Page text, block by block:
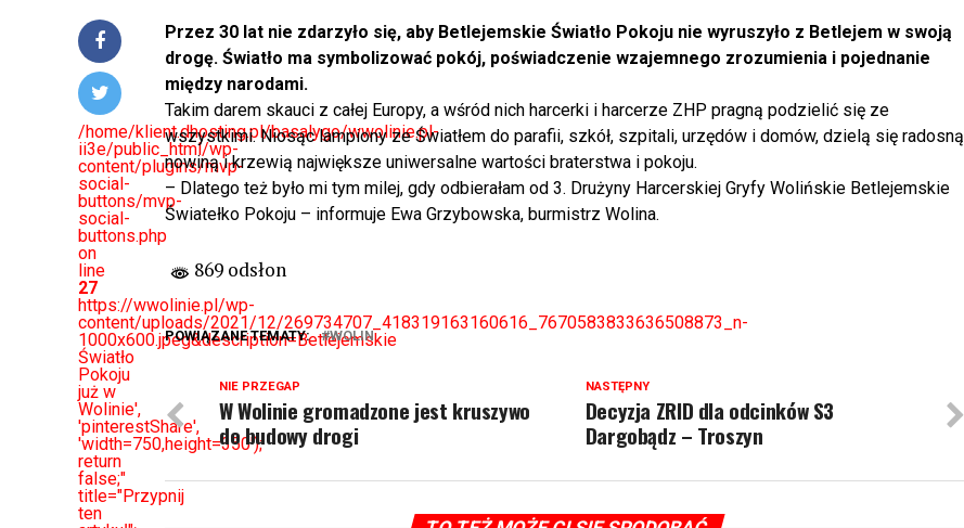
/home/klient.dhosting.pl/basalygo/wwolinie.pl-
ii3e/public_html/wp-
content/plugins/mvp-
social-
buttons/mvp-
social-
buttons.php
on
line
27
https://wwolinie.pl/wp-
content/uploads/2021/12/269734707_418319163160616_7670583833636508873_n-
1000x600.jpeg&description=Betlejemskie
Światło
Pokoju
już w
Wolinie',
'pinterestShare',
'width=750,height=350');
return
false;"
title="Przypnij
ten
Przez 30 lat nie zdarzyło się, aby Betlejemskie Światło Pokoju nie wyruszyło z Betlejem w swoją
drogę. Światło ma symbolizować pokój, poświadczenie wzajemnego zrozumienia i pojednanie
między narodami.
Takim darem skauci z całej Europy, a wśród nich harcerki i harcerze ZHP pragną podzielić się ze
wszystkimi. Niosąc lampiony ze Światłem do parafii, szkół, szpitali, urzędów i domów, dzielą się radosną
nowiną i krzewią największe uniwersalne wartości braterstwa i pokoju.
– Dlatego też było mi tym milej, gdy odbierałam od 3. Drużyny Harcerskiej Gryfy Wolińskie Betlejemskie
Światełko Pokoju – informuje Ewa Grzybowska, burmistrz Wolina.
869 odsłon
POWIĄZANE TEMATY: WOLIN
NASTĘPNY
Decyzja ZRID dla odcinków S3
Dargobądz – Troszyn
NIE PRZEGAP
W Wolinie gromadzone jest kruszywo
do budowy drogi